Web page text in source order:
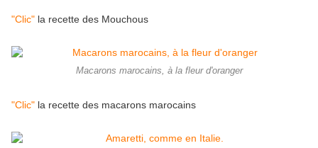
"Clic" la recette des Mouchous
Macarons marocains, à la fleur d'oranger
"Clic" la recette des macarons marocains